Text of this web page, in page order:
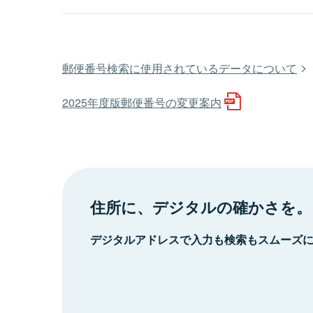
郵便番号検索に使用されているデータについて
2025年度版郵便番号の変更案内
住所に、デジタルの確かさを。
デジタルアドレスで入力も検索もスムーズ